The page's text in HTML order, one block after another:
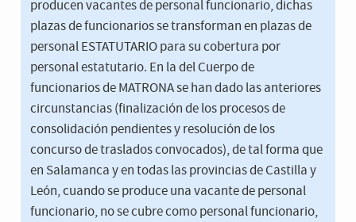
producen vacantes de personal funcionario, dichas
plazas de funcionarios se transforman en plazas de
personal ESTATUTARIO para su cobertura por
personal estatutario. En la del Cuerpo de
funcionarios de MATRONA se han dado las anteriores
circunstancias (finalización de los procesos de
consolidación pendientes y resolución de los
concurso de traslados convocados), de tal forma que
en Salamanca y en todas las provincias de Castilla y
León, cuando se produce una vacante de personal
funcionario, no se cubre como personal funcionario,